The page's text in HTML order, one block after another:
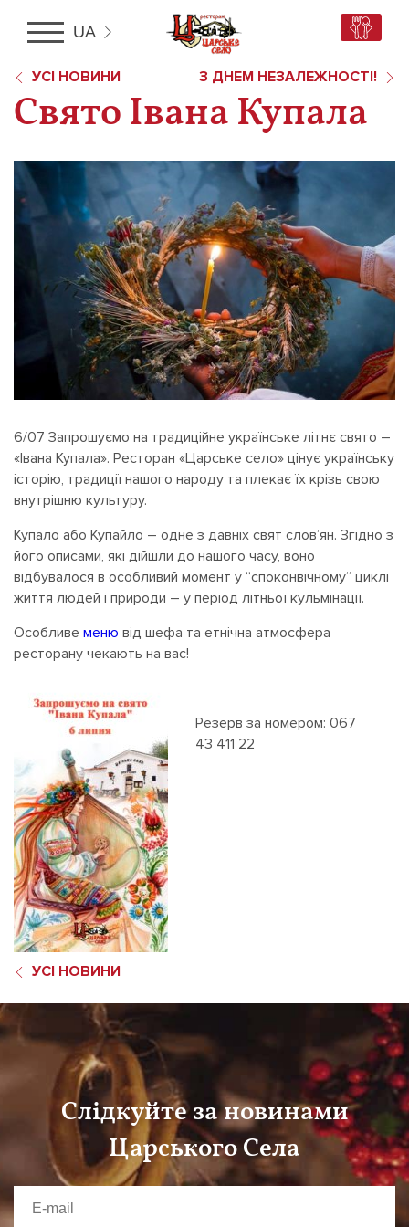
UA
UA
EN
УСІ НОВИНИ З ДНЕМ НЕЗАЛЕЖНОСТІ!
Свято Івана Купала
6/07 Запрошуємо на традиційне українське літнє свято –
«Івана Купала». Ресторан «Царське село» цінує українську
історію, традиції нашого народу та плекає їх крізь свою
внутрішню культуру.
Купало або Купайло – одне з давніх свят слов’ян. Згідно з
його описами, які дійшли до нашого часу, воно
відбувалося в особливий момент у “споконвічному” циклі
життя людей і природи – у період літньої кульмінації.
Особливе меню від шефа та етнічна атмосфера
ресторану чекають на вас!
Резерв за номером: 067
43 411 22
УСІ НОВИНИ
Слідкуйте за новинами
Царського Села